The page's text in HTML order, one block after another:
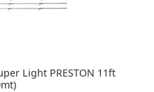
Light PRESTON 11ft